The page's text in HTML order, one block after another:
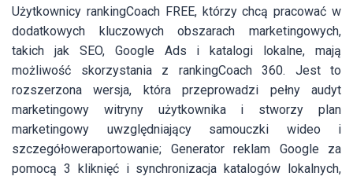
Użytkownicy rankingCoach FREE, którzy chcą pracować w
dodatkowych kluczowych obszarach marketingowych,
takich jak SEO, Google Ads i katalogi lokalne, mają
możliwość skorzystania z rankingCoach 360. Jest to
rozszerzona wersja, która przeprowadzi pełny audyt
marketingowy witryny użytkownika i stworzy plan
marketingowy uwzględniający samouczki wideo i
szczegółoweraportowanie; Generator reklam Google za
pomocą 3 kliknięć i synchronizacja katalogów lokalnych,